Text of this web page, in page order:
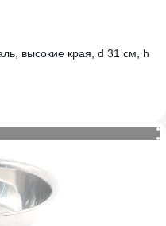
высокие края, d 31 см, h